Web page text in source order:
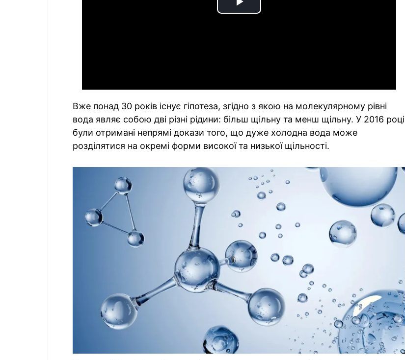
Play
Вже понад 30 років існує гіпотеза, згідно з якою на молекулярному рівні
вода являє собою дві різні рідини: більш щільну та менш щільну. У 2016 році
були отримані непрямі докази того, що дуже холодна вода може
розділятися на окремі форми високої та низької щільності.